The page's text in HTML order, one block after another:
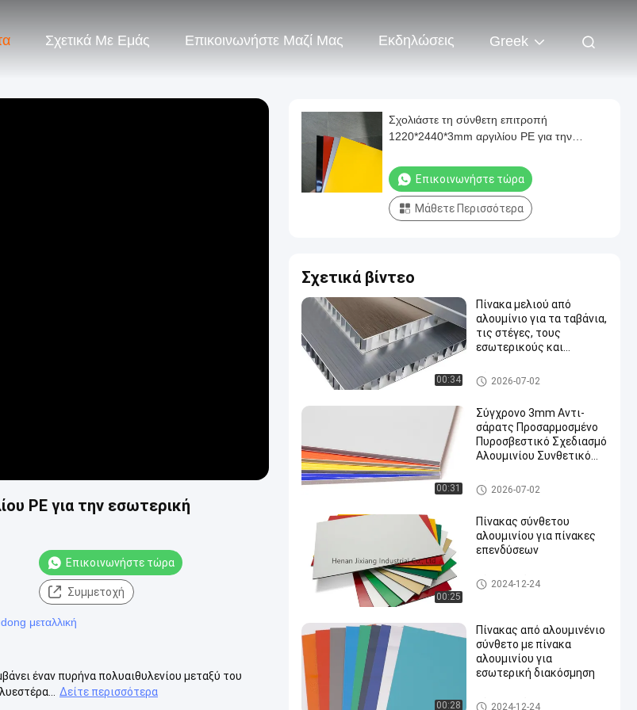
Σχετικά Με Εμάς Επικοινωνήστε Μαζί Μας Εκδηλώσεις Greek
PE για την εσωτερική
Επικοινωνήστε τώρα
Συμμετοχή
μεταλλική
έναν πυρήνα πολυαιθυλενίου μεταξύ του
Δείτε περισσότερα
Σχολιάστε τη σύνθετη επιτροπή
1220*2440*3mm αργιλίου PE για την
Επικοινωνήστε τώρα
Μάθετε Περισσότερα
Σχετικά βίντεο
00:34
Πίνακα μελιού από
αλουμίνιο για τα ταβάνια,
τις στέγες, τους
εσωτερικούς και
κλπ.
Σύνθετη επιτροπή αργιλίου P
E
2026-07-02
00:31
Σύγχρονο 3mm Αντι-
σάρατς Προσαρμοσμένο
Πυροσβεστικό Σχεδιασμό
Αλουμινίου Συνθετικό
Τείχους Κεραμίδες
εσωτερικό καταφύγιο
Σύνθετη επιτροπή αργιλίου P
VDF
2026-07-02
00:25
Πίνακας σύνθετου
αλουμινίου για πίνακες
επενδύσεων
Σύνθετο πάνελ αλουμινίου
2024-12-24
00:28
Πίνακας από αλουμινένιο
σύνθετο με πίνακα
αλουμινίου για
εσωτερική διακόσμηση
Σύνθετο πάνελ αλουμινίου
2024-12-24